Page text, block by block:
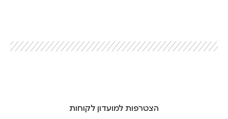
הצטרפות למועדון לקוחות